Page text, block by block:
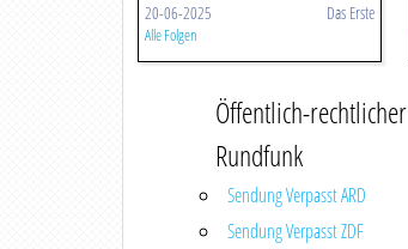
20-06-2025 Das Erste
Alle Folgen
Öffentlich-rechtlicher
Rundfunk
Sendung Verpasst ARD
Sendung Verpasst ZDF